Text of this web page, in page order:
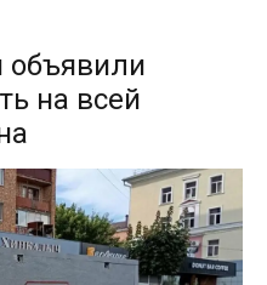
объявили
на всей